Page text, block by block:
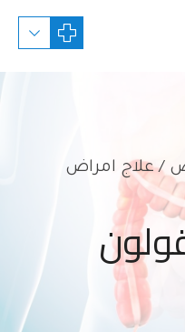
/ علاج امراض